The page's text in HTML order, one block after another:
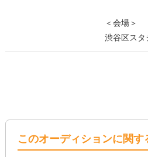
＜会場＞
渋谷区スタ
このオーディションに関